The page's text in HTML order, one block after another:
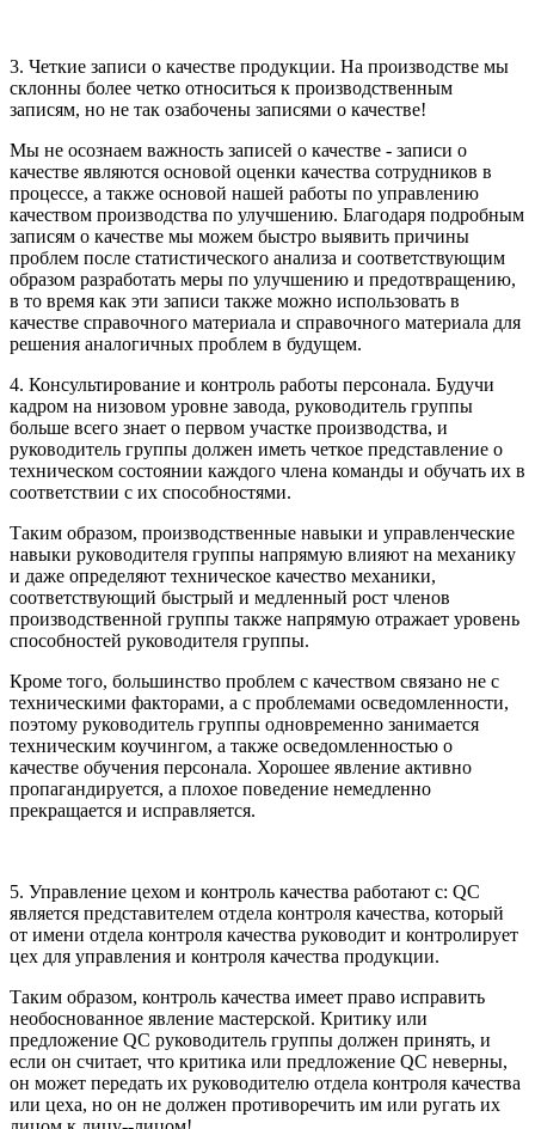
3. Четкие записи о качестве продукции. На производстве мы
склонны более четко относиться к производственным
записям, но не так озабочены записями о качестве!
Мы не осознаем важность записей о качестве - записи о
качестве являются основой оценки качества сотрудников в
процессе, а также основой нашей работы по управлению
качеством производства по улучшению. Благодаря подробным
записям о качестве мы можем быстро выявить причины
проблем после статистического анализа и соответствующим
образом разработать меры по улучшению и предотвращению,
в то время как эти записи также можно использовать в
качестве справочного материала и справочного материала для
решения аналогичных проблем в будущем.
4. Консультирование и контроль работы персонала. Будучи
кадром на низовом уровне завода, руководитель группы
больше всего знает о первом участке производства, и
руководитель группы должен иметь четкое представление о
техническом состоянии каждого члена команды и обучать их в
соответствии с их способностями.
Таким образом, производственные навыки и управленческие
навыки руководителя группы напрямую влияют на механику
и даже определяют техническое качество механики,
соответствующий быстрый и медленный рост членов
производственной группы также напрямую отражает уровень
способностей руководителя группы.
Кроме того, большинство проблем с качеством связано не с
техническими факторами, а с проблемами осведомленности,
поэтому руководитель группы одновременно занимается
техническим коучингом, а также осведомленностью о
качестве обучения персонала. Хорошее явление активно
пропагандируется, а плохое поведение немедленно
прекращается и исправляется.
5. Управление цехом и контроль качества работают с: QC
является представителем отдела контроля качества, который
от имени отдела контроля качества руководит и контролирует
цех для управления и контроля качества продукции.
Таким образом, контроль качества имеет право исправить
необоснованное явление мастерской. Критику или
предложение QC руководитель группы должен принять, и
если он считает, что критика или предложение QC неверны,
он может передать их руководителю отдела контроля качества
или цеха, но он не должен противоречить им или ругать их